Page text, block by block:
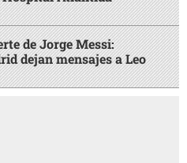
de Jorge Messi:
dejan mensajes a Leo